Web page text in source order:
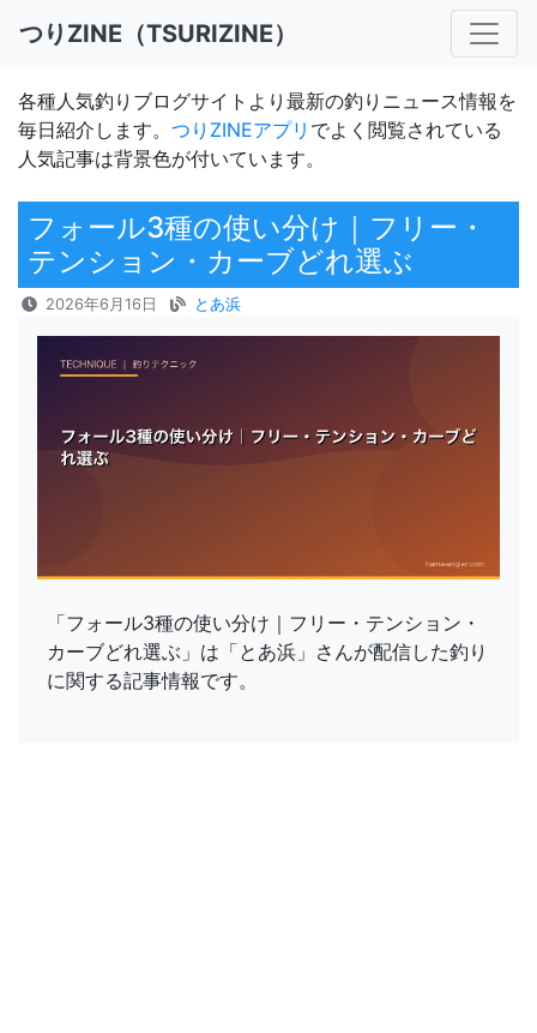
つりZINE（TSURIZINE）
各種人気釣りブログサイトより最新の釣りニュース情報を
毎日紹介します。 つりZINEアプリ でよく閲覧されている
人気記事は背景色が付いています。
フォール3種の使い分け｜フリー・
テンション・カーブどれ選ぶ
2026年6月16日 とあ浜
「フォール3種の使い分け｜フリー・テンション・
カーブどれ選ぶ」は「とあ浜」さんが配信した釣り
に関する記事情報です。